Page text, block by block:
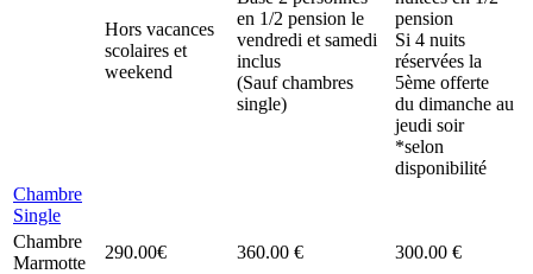
Hors vacances
scolaires et
weekend
en 1/2 pension le
vendredi et samedi
inclus
(Sauf chambres
single)
pension
Si 4 nuits
réservées la
5ème offerte
du dimanche au
jeudi soir
*selon
disponibilité
Chambre
Single
Chambre
Marmotte
290.00€ 360.00 €
300.00 €